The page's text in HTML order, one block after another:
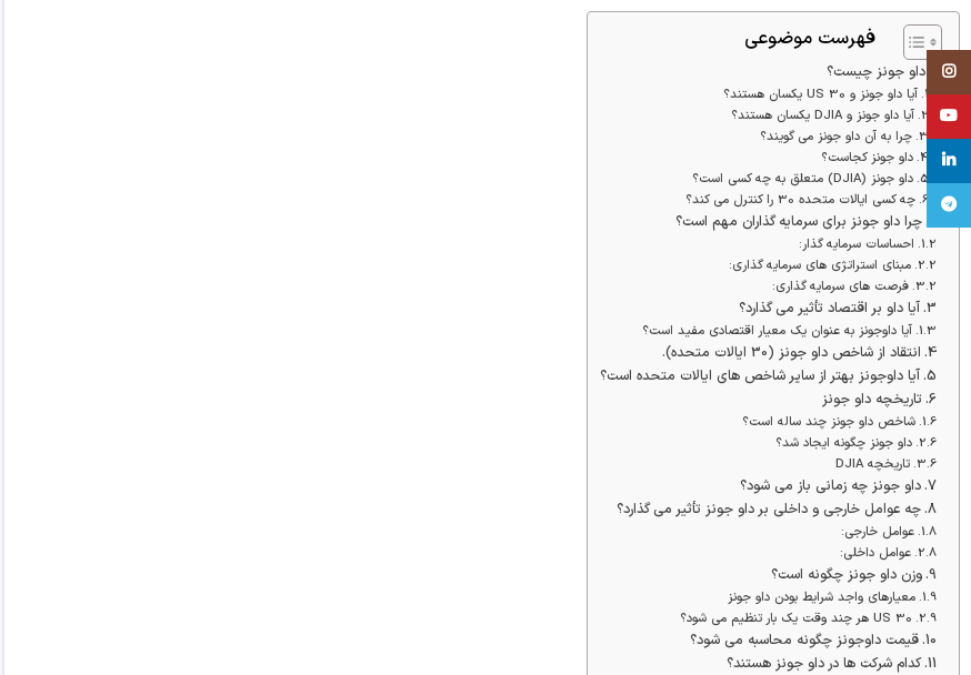
فهرست موضوعی
داو جونز چیست؟
آیا داو جونز و US 30 یکسان هستند؟
آیا داو جونز و DJIA یکسان هستند؟
چرا به آن داو جونز می گویند؟
داو جونز کجاست؟
داو جونز (DJIA) متعلق به چه کسی است؟
چه کسی ایالات متحده 30 را کنترل می کند؟
چرا داو جونز برای سرمایه گذاران مهم است؟
احساسات سرمایه گذار:
مبنای استراتژی های سرمایه گذاری:
فرصت های سرمایه گذاری:
آیا داو بر اقتصاد تأثیر می گذارد؟
آیا داوجونز به عنوان یک معیار اقتصادی مفید است؟
انتقاد از شاخص داو جونز (30 ایالات متحده).
آیا داوجونز بهتر از سایر شاخص های ایالات متحده است؟
تاریخچه داو جونز
شاخص داو جونز چند ساله است؟
داو جونز چگونه ایجاد شد؟
تاریخچه DJIA
داو جونز چه زمانی باز می شود؟
چه عوامل خارجی و داخلی بر داو جونز تأثیر می گذارد؟
عوامل خارجی:
عوامل داخلی:
وزن داو جونز چگونه است؟
معیارهای واجد شرایط بودن داو جونز
US 30 هر چند وقت یک بار تنظیم می شود؟
قیمت داوجونز چگونه محاسبه می شود؟
کدام شرکت ها در داو جونز هستند؟
Instagram
YouTube
linkedin
تلگرام